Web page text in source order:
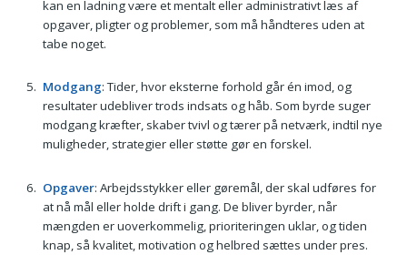
kan en ladning være et mentalt eller administrativt læs af
opgaver, pligter og problemer, som må håndteres uden at
tabe noget.
Modgang: Tider, hvor eksterne forhold går én imod, og
resultater udebliver trods indsats og håb. Som byrde suger
modgang kræfter, skaber tvivl og tærer på netværk, indtil nye
muligheder, strategier eller støtte gør en forskel.
Opgaver: Arbejdsstykker eller gøremål, der skal udføres for
at nå mål eller holde drift i gang. De bliver byrder, når
mængden er uoverkommelig, prioriteringen uklar, og tiden
knap, så kvalitet, motivation og helbred sættes under pres.